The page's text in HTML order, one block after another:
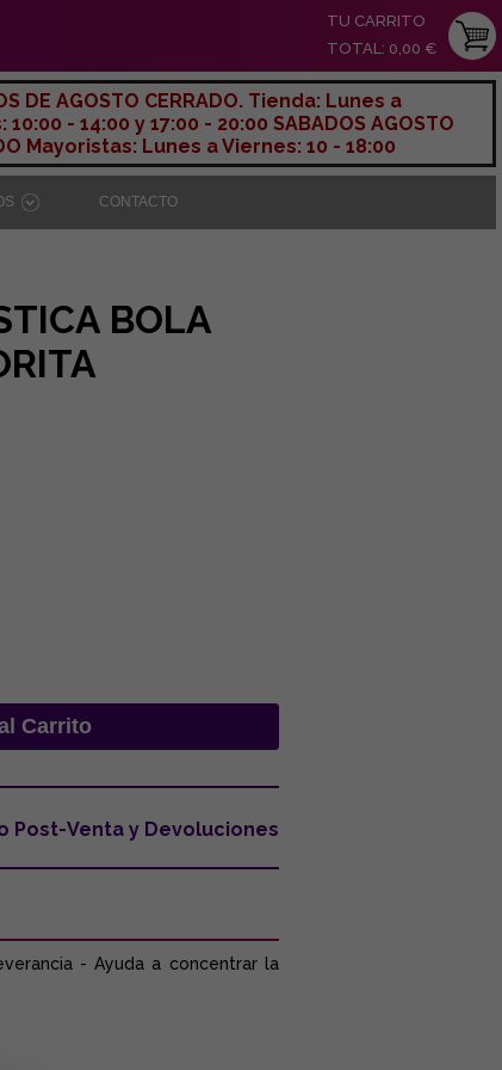
TU CARRITO
TOTAL: 0,00 €
DE AGOSTO CERRADO. Tienda: Lunes a
10:00 - 14:00 y 17:00 - 20:00 SABADOS AGOSTO
Mayoristas: Lunes a Viernes: 10 - 18:00
CONTACTO
BOLA
Post-Venta y Devoluciones
- Ayuda a concentrar la